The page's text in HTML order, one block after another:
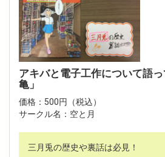
アキバと電子工作について語
亀」
価格：500円（税込）
サークル名：空と月
三月兎の歴史や裏話は必見！